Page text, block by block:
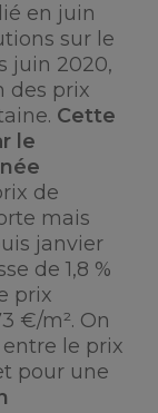
en juin
sur le
juin 2020,
des prix
Cette
le
de
mais
janvier
de 1,8 %
prix
€/m². On
le prix
pour une